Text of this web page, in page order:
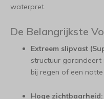
waterpret.
De Belangrijkste
Extreem slipvast
structuur garandeert
bij regen of een
Hoge zichtbaarheid: